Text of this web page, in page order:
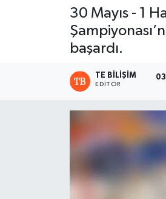
30 Mayıs - 1
başardı.
TE BILIŞIM
EDITÖR
Tüm Manşetler
Son Dakika Haberleri
Haber Arşivi